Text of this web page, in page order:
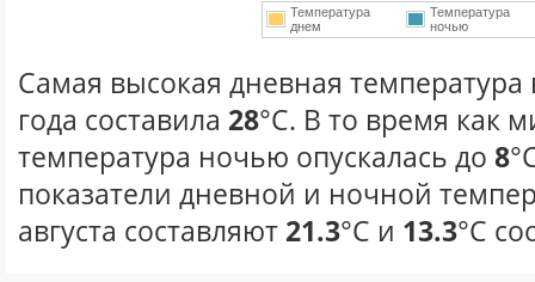
Температура
днем
Температура
ночью
Самая высокая дневная температура
года составила 28°С. В то время как
температура ночью опускалась до 8
показатели дневной и ночной
августа составляют 21.3°С и 13.3°С